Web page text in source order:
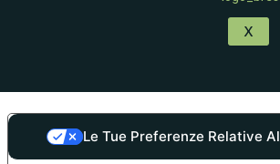
X
Le Tue Preferenze Relative